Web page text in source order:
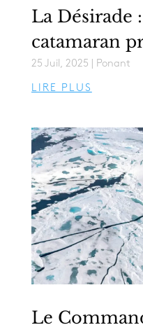
La Désirade
catamaran
25 Juil, 2025 Ponant
LIRE PLUS
Le